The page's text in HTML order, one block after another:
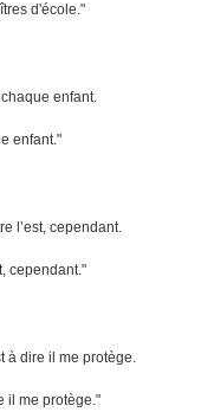
d'école."
enfant."
cependant."
il me protège."